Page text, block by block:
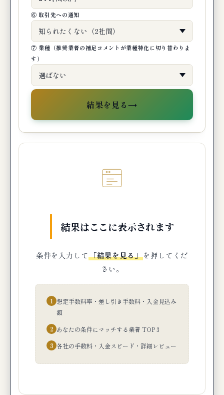
🎯 30 秒で最適業者を診断する
🔗 関連記事（編集部おすすめ）
⑥ 取引先への通知
⑦ 業種（推奨業者の補足コメントが業種特化に切り替わりま
す）
結果を見る→
結果はここに表示されます
条件を入力して「結果を見る」を押してくだ
さい。
1 想定手数料率・差し引き手数料・入金見込み
額
2 あなたの条件にマッチする業者 TOP 3
3 各社の手数料・入金スピード・詳細レビュー